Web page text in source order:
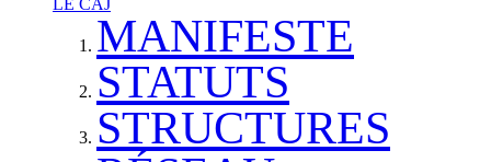
MANIFESTE
STATUTS
STRUCTURES